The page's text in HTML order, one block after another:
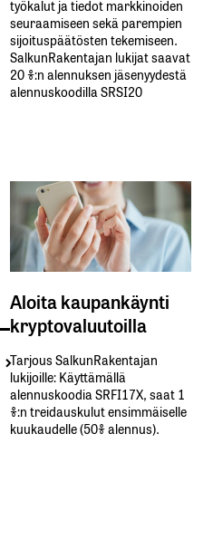
työkalut ja tiedot markkinoiden
seuraamiseen sekä parempien
sijoituspäätösten tekemiseen.
SalkunRakentajan lukijat saavat
20 %:n alennuksen jäsenyydestä
alennuskoodilla SRSI20
Aloita kaupankäynti
kryptovaluutoilla
Tarjous SalkunRakentajan
lukijoille: Käyttämällä​ ​
alennuskoodia​ ​SRFI17X,​ ​saat​ ​1
%:n treidauskulut​ ​ensimmäiselle​ ​
kuukaudelle​ ​(50%​ ​alennus).